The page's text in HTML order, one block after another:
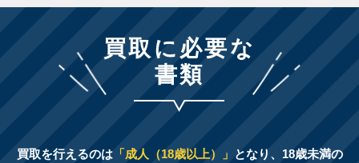
買取に必要な
書類
買取を行えるのは「成人（18歳以上）」 となり、18歳未満の